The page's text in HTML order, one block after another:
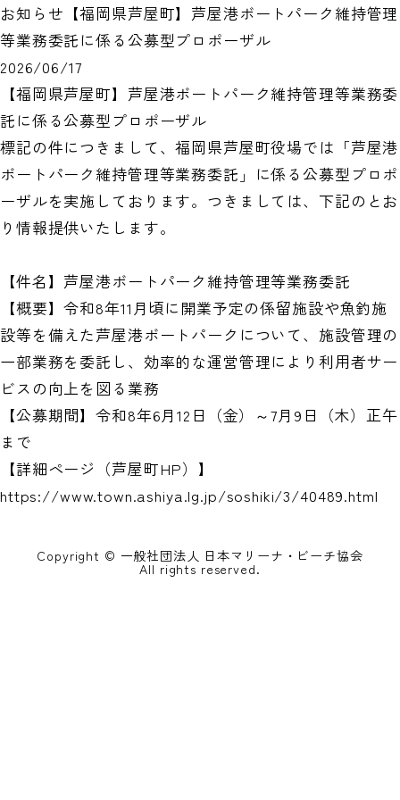
お知らせ 【福岡県芦屋町】芦屋港ボートパーク維持管理
等業務委託に係る公募型プロポーザル
2026/06/17
【福岡県芦屋町】芦屋港ボートパーク維持管理等業務委
託に係る公募型プロポーザル
標記の件につきまして、福岡県芦屋町役場では「芦屋港
ボートパーク維持管理等業務委託」に係る公募型プロポ
ーザルを実施しております。つきましては、下記のとお
り情報提供いたします。
【件名】芦屋港ボートパーク維持管理等業務委託
【概要】令和8年11月頃に開業予定の係留施設や魚釣施
設等を備えた芦屋港ボートパークについて、施設管理の
一部業務を委託し、効率的な運営管理により利用者サー
ビスの向上を図る業務
【公募期間】令和8年6月12日（金）～7月9日（木）正午
まで
【詳細ページ（芦屋町HP）】
https://www.town.ashiya.lg.jp/soshiki/3/40489.html
Copyright © 一般社団法人 日本マリーナ・ビーチ協会
All rights reserved.